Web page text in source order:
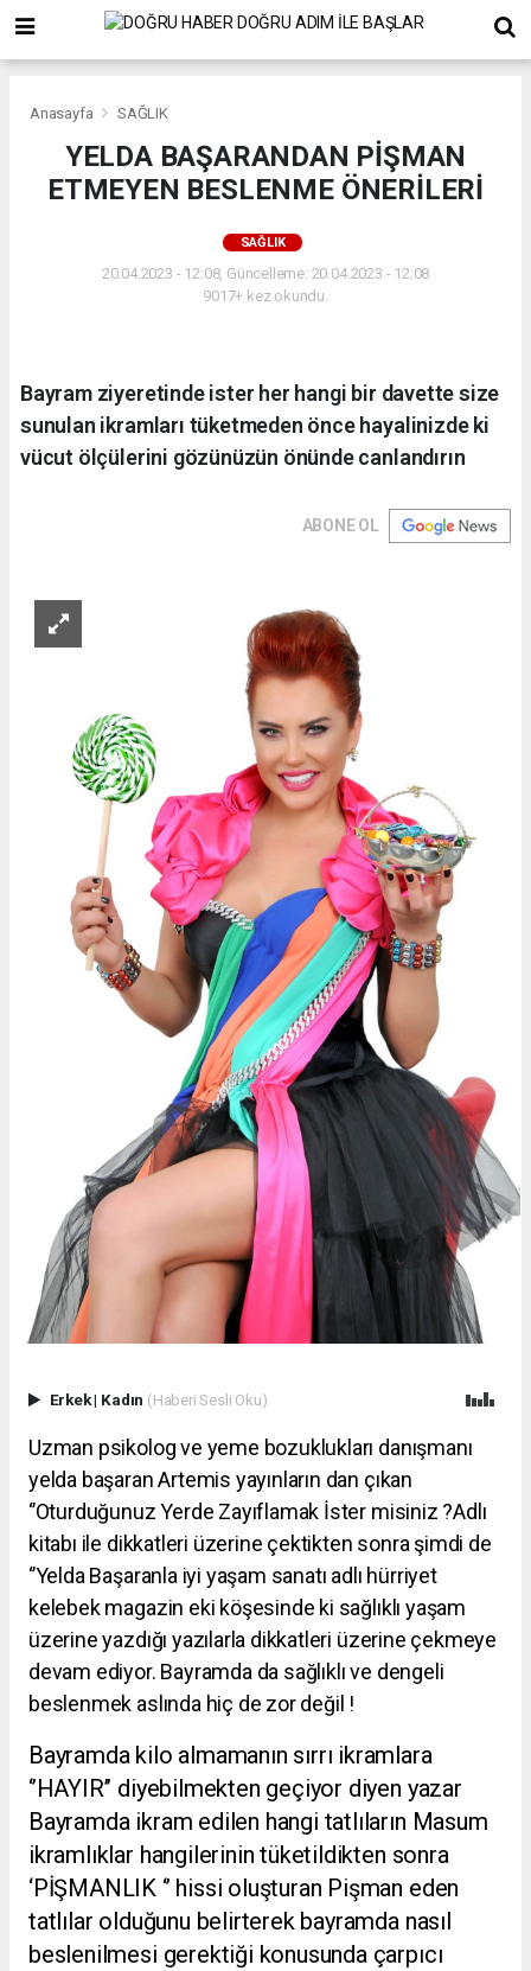
Anasayfa SAĞLIK
YELDA BAŞARANDAN PİŞMAN
ETMEYEN BESLENME ÖNERİLERİ
SAĞLIK
20.04.2023 - 12:08, Güncelleme: 20.04.2023 - 12:08
9017+ kez okundu.
Bayram ziyeretinde ister her hangi bir davette size
sunulan ikramları tüketmeden önce hayalinizde ki
vücut ölçülerini gözünüzün önünde canlandırın
ABONE OL
Erkek| Kadın (Haberi Sesli Oku)
Uzman psikolog ve yeme bozuklukları danışmanı
yelda başaran Artemis yayınların dan çıkan
‘’Oturduğunuz Yerde Zayıflamak İster misiniz ?Adlı
kitabı ile dikkatleri üzerine çektikten sonra şimdi de
‘’Yelda Başaranla iyi yaşam sanatı adlı hürriyet
kelebek magazin eki köşesinde ki sağlıklı yaşam
üzerine yazdığı yazılarla dikkatleri üzerine çekmeye
devam ediyor. Bayramda da sağlıklı ve dengeli
beslenmek aslında hiç de zor değil !
Bayramda kilo almamanın sırrı ikramlara
‘’HAYIR’’ diyebilmekten geçiyor diyen yazar
Bayramda ikram edilen hangi tatlıların Masum
ikramlıklar hangilerinin tüketildikten sonra
‘PİŞMANLIK ‘’ hissi oluşturan Pişman eden
tatlılar olduğunu belirterek bayramda nasıl
beslenilmesi gerektiği konusunda çarpıcı